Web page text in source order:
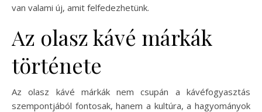
van valami új, amit felfedezhetünk.
Az olasz kávé márkák
története
Az olasz kávé márkák nem csupán a kávéfogyasztás
szempontjából fontosak, hanem a kultúra, a hagyományok